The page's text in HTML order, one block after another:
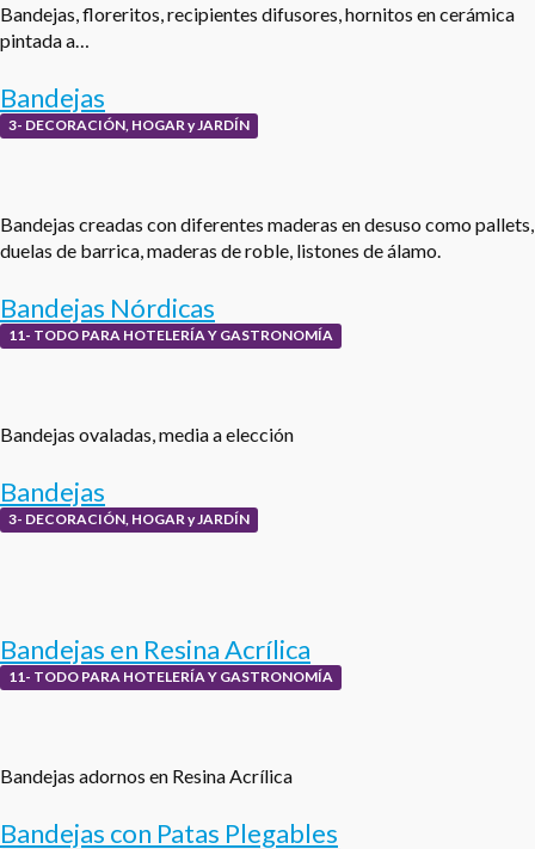
Bandejas, floreritos, recipientes difusores, hornitos en cerámica
pintada a…
Bandejas
3- DECORACIÓN, HOGAR y JARDÍN
Bandejas creadas con diferentes maderas en desuso como pallets,
duelas de barrica, maderas de roble, listones de álamo.
Bandejas Nórdicas
11- TODO PARA HOTELERÍA Y GASTRONOMÍA
Bandejas ovaladas, media a elección
Bandejas
3- DECORACIÓN, HOGAR y JARDÍN
Bandejas en Resina Acrílica
11- TODO PARA HOTELERÍA Y GASTRONOMÍA
Bandejas adornos en Resina Acrílica
Bandejas con Patas Plegables